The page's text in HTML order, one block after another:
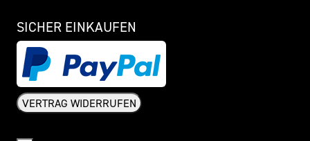
SICHER EINKAUFEN
VERTRAG WIDERRUFEN